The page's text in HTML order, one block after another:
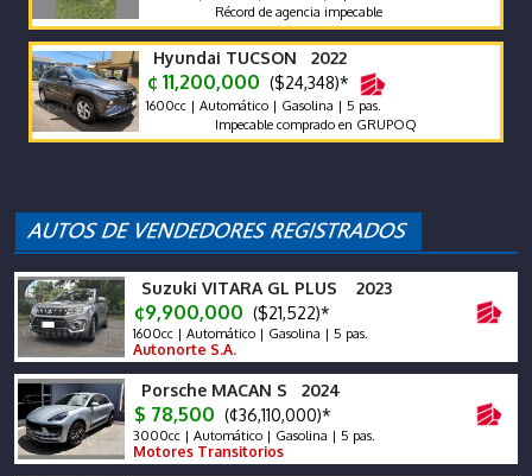
Récord de agencia impecable
Hyundai TUCSON 2022
¢ 11,200,000 ($24,348)*
1600cc | Automático | Gasolina | 5 pas.
Impecable comprado en GRUPOQ
Suzuki VITARA GL PLUS 2023
¢9,900,000 ($21,522)*
1600cc | Automático | Gasolina | 5 pas.
Autonorte S.A.
Porsche MACAN S 2024
$ 78,500 (¢36,110,000)*
3000cc | Automático | Gasolina | 5 pas.
Motores Transitorios